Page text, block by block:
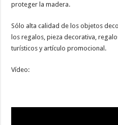
proteger la madera.
Sólo alta calidad de los objetos
los regalos,pieza decorativa,
turísticos y artículo promocional.
Vídeo: